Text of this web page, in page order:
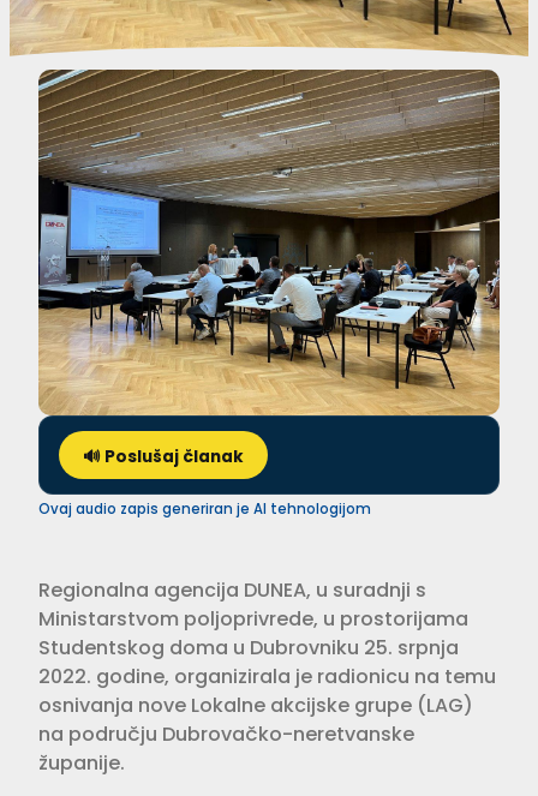
🔊 Poslušaj članak
Ovaj audio zapis generiran je AI tehnologijom
Regionalna agencija DUNEA, u suradnji s
Ministarstvom poljoprivrede, u prostorijama
Studentskog doma u Dubrovniku 25. srpnja
2022. godine, organizirala je radionicu na temu
osnivanja nove Lokalne akcijske grupe (LAG)
na području Dubrovačko-neretvanske
županije.